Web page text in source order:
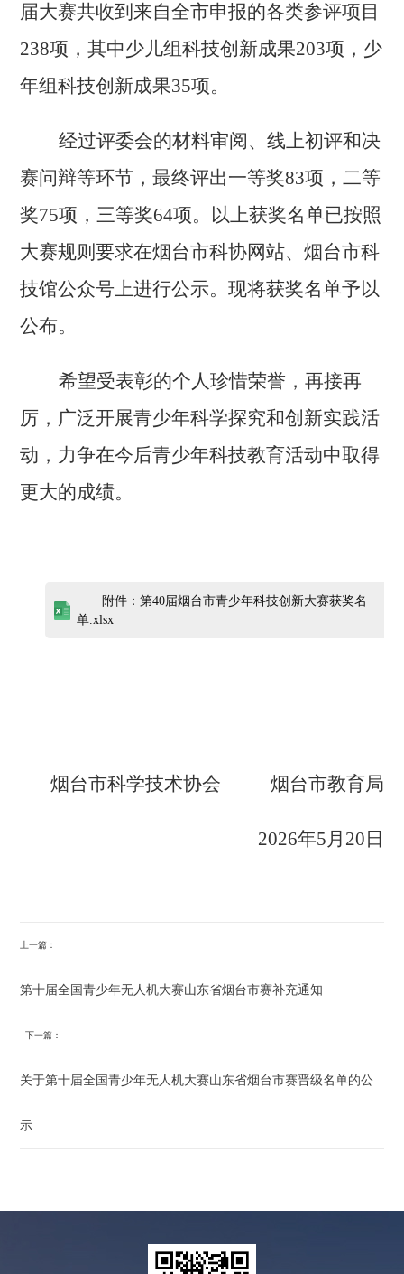
届大赛共收到来自全市申报的各类参评项目
238项，其中少儿组科技创新成果203项，少
年组科技创新成果35项。
经过评委会的材料审阅、线上初评和决
赛问辩等环节，最终评出一等奖83项，二等
奖75项，三等奖64项。以上获奖名单已按照
大赛规则要求在烟台市科协网站、烟台市科
技馆公众号上进行公示。现将获奖名单予以
公布。
希望受表彰的个人珍惜荣誉，再接再
厉，广泛开展青少年科学探究和创新实践活
动，力争在今后青少年科技教育活动中取得
更大的成绩。
附件：第40届烟台市青少年科技创新大赛获奖名
单.xlsx
烟台市科学技术协会 烟台市教育局
2026年5月20日
上一篇：
第十届全国青少年无人机大赛山东省烟台市赛补充通知
下一篇：
关于第十届全国青少年无人机大赛山东省烟台市赛晋级名单的公
示